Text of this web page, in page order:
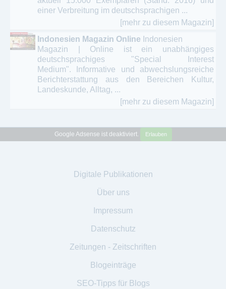
einer Verbreitung im deutschsprachigen ...
[mehr zu diesem Magazin]
Indonesien Magazin Online Indonesien
Magazin | Online ist ein unabhängiges
deutschsprachiges "Special Interest
Medium". Informative und abwechslungsreiche
Berichterstattung aus den Bereichen Kultur,
Landeskunde, Alltag, ...
[mehr zu diesem Magazin]
Google Adsense ist deaktiviert. Erlauben
Digitale Publikationen
Über uns
Impressum
Datenschutz
Zeitungen - Zeitschriften
Blogeinträge
SEO-Tipps für Blogs